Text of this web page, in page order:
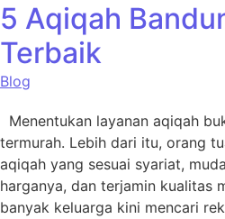
5 Aqiqah
Terbaik
Blog
Menentukan layanan aqiqah
termurah. Lebih dari itu, orang
aqiqah yang sesuai syariat,
harganya, dan terjamin kualitas
banyak keluarga kini mencari